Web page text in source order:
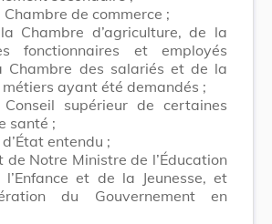
Chambre de commerce ;
Chambre d’agriculture, de la
fonctionnaires et employés
Chambre des salariés et de la
ayant été demandés ;
supérieur de certaines
santé ;
entendu ;
de Notre Ministre de l’Éducation
et de la Jeunesse, et
du Gouvernement en